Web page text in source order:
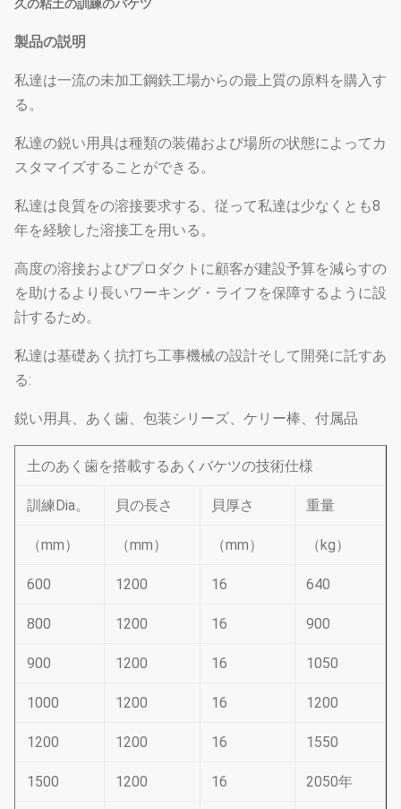
久の粘土の訓練のバケツ
製品の説明
私達は一流の未加工鋼鉄工場からの最上質の原料を購入す
る。
私達の鋭い用具は種類の装備および場所の状態によってカ
スタマイズすることができる。
私達は良質をの溶接要求する、従って私達は少なくとも8
年を経験した溶接工を用いる。
高度の溶接およびプロダクトに顧客が建設予算を減らすの
を助けるより長いワーキング・ライフを保障するように設
計するため。
私達は基礎あく抗打ち工事機械の設計そして開発に託すあ
る:
鋭い用具、あく歯、包装シリーズ、ケリー棒、付属品
土のあく歯を搭載するあくバケツの技術仕様
訓練Dia。 貝の長さ 貝厚さ 重量
（mm） （mm） （mm） （kg）
600 1200 16 640
800 1200 16 900
900 1200 16 1050
1000 1200 16 1200
1200 1200 16 1550
1500 1200 16 2050年